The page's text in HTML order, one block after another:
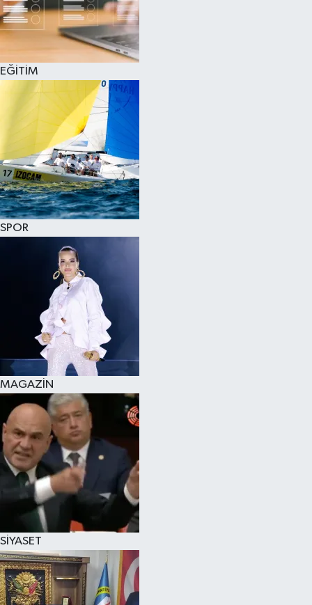
EĞİTİM
SPOR
MAGAZİN
SİYASET